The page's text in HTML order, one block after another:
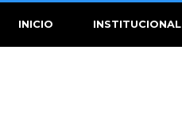
INICIO INSTITUCIONAL